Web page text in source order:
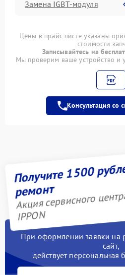
Замена IGBT-модуля
Цены в прайс-листе указаны
стоимости
Записывайтесь на
Мы проверим ваше устройство и
Консультация со
Получите 1500
ремонт
Акция сервисного
IPPON
При оформлении заявки на
сайт,
действует персональная